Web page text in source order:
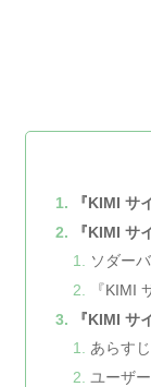
『KIMI サ
『KIMI サ
ソダー
『KIMI
『KIMI サ
あらす
ユーザ